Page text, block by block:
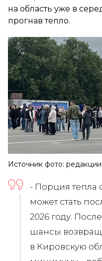
на область уже в
прогнав тепло.
Источник фото:
- Порция тепла
может стать
2026 году.
шансы
в Кировскую